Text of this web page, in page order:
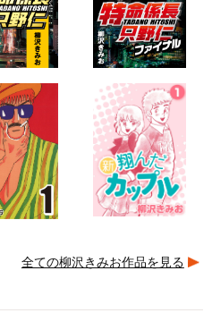
全ての柳沢きみお作品を見る